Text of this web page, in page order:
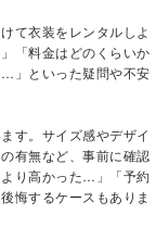
て衣装をレンタルしよ
「料金はどのくらいか
」といった疑問や不安
す。サイズ感やデザイ
有無など、事前に確認
り高かった…」「予約
悔するケースもありま